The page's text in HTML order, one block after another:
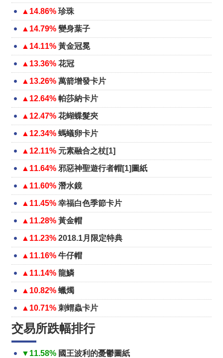
▲14.86% 珍珠
▲14.79% 變身葉子
▲14.11% 黃金冠冕
▲13.36% 花冠
▲13.26% 萬箭增發卡片
▲12.64% 帕莎納卡片
▲12.47% 花蝴蝶髮夾
▲12.34% 螞蟻卵卡片
▲12.11% 元素融合之杖[1]
▲11.64% 邪惡神聖遊行者帽[1]圖紙
▲11.60% 潛水鏡
▲11.45% 幸福白色季節卡片
▲11.28% 黃金帽
▲11.23% 2018.1月限定特典
▲11.16% 牛仔帽
▲11.14% 龍鱗
▲10.82% 蠟燭
▲10.71% 刺蝟蟲卡片
交易所跌幅排行
▼11.58% 國王波利的憂鬱圖紙